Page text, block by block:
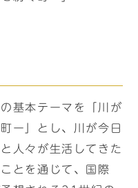
基本テーマを「川が
ー」とし、川が今日
人々が生活してきた
とを通じて、国際